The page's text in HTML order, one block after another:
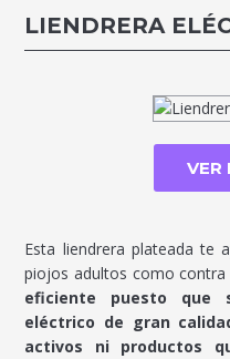
LIENDRERA
VER
Esta liendrera plateada te
piojos adultos como contra
eficiente puesto que
eléctrico de gran
activos ni productos